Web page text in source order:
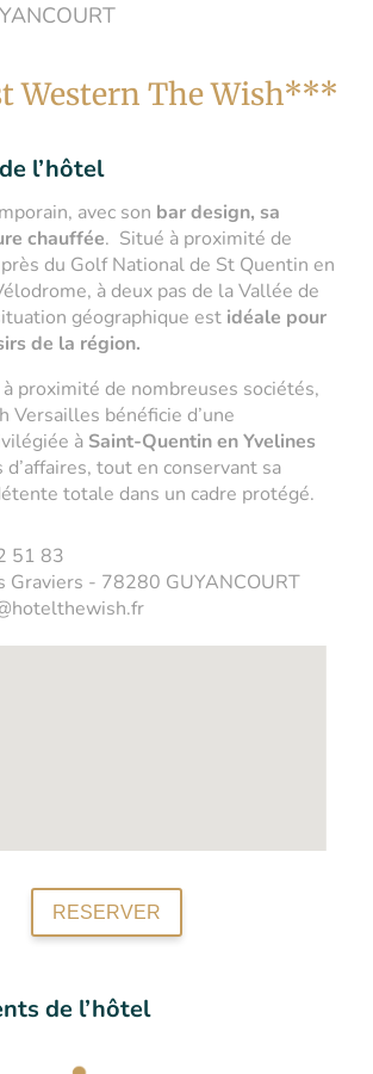
Western The Wish***
l’hôtel
avec son bar design, sa
chauffée. Situé à proximité de
du Golf National de St Quentin en
à deux pas de la Vallée de
géographique est idéale pour
de la région.
proximité de nombreuses sociétés,
Versailles bénéficie d’une
à Saint-Quentin en Yvelines
tout en conservant sa
totale dans un cadre protégé.
51 83
Graviers - 78280 GUYANCOURT
RESERVER
de l’hôtel